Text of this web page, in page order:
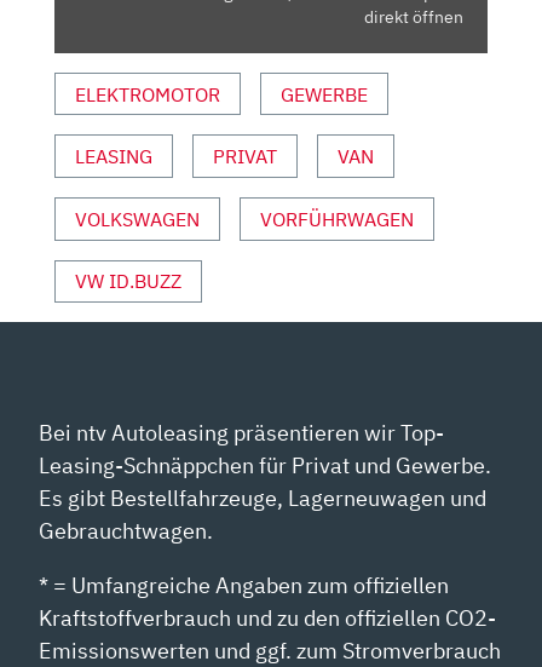
UNGETARNT!
AUTO
MOTOR
SPORT“
VON
YOUTUBE
ANZEIGEN
direkt öffnen
ELEKTROMOTOR GEWERBE
LEASING PRIVAT VAN
VOLKSWAGEN VORFÜHRWAGEN
VW ID.BUZZ
Bei ntv Autoleasing präsentieren wir Top-
Leasing-Schnäppchen für Privat und Gewerbe.
Es gibt Bestellfahrzeuge, Lagerneuwagen und
Gebrauchtwagen.
* = Umfangreiche Angaben zum offiziellen
Kraftstoffverbrauch und zu den offiziellen CO2-
Emissionswerten und ggf. zum Stromverbrauch